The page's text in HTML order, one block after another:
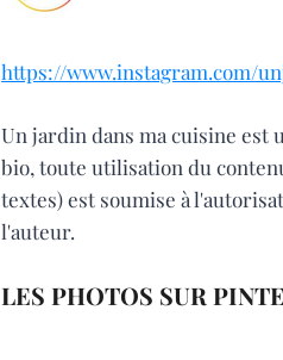
https://www.instagram.com/
Un jardin dans ma cuisine est
bio, toute utilisation du
textes) est soumise à
l'auteur.
LES PHOTOS SUR